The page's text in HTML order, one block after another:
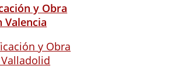
y Obra
Valencia